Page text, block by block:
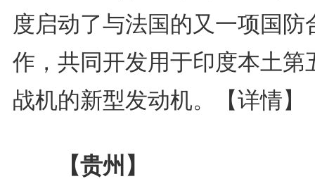
度启动了与法国的又一项国防
作，共同开发用于印度本土第
战机的新型发动机。
【详情】
【贵州】